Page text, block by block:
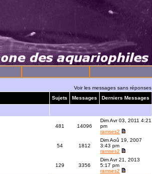
Voir les messages sans réponses
Sujets Messages Derniers Messages
481 14096
Dim Avr 03, 2011 4:21
pm
ramses2
54 1812
Dim Aoû 19, 2007
3:43 pm
ramses2
129 3356
Dim Avr 21, 2013
5:17 pm
ramses2